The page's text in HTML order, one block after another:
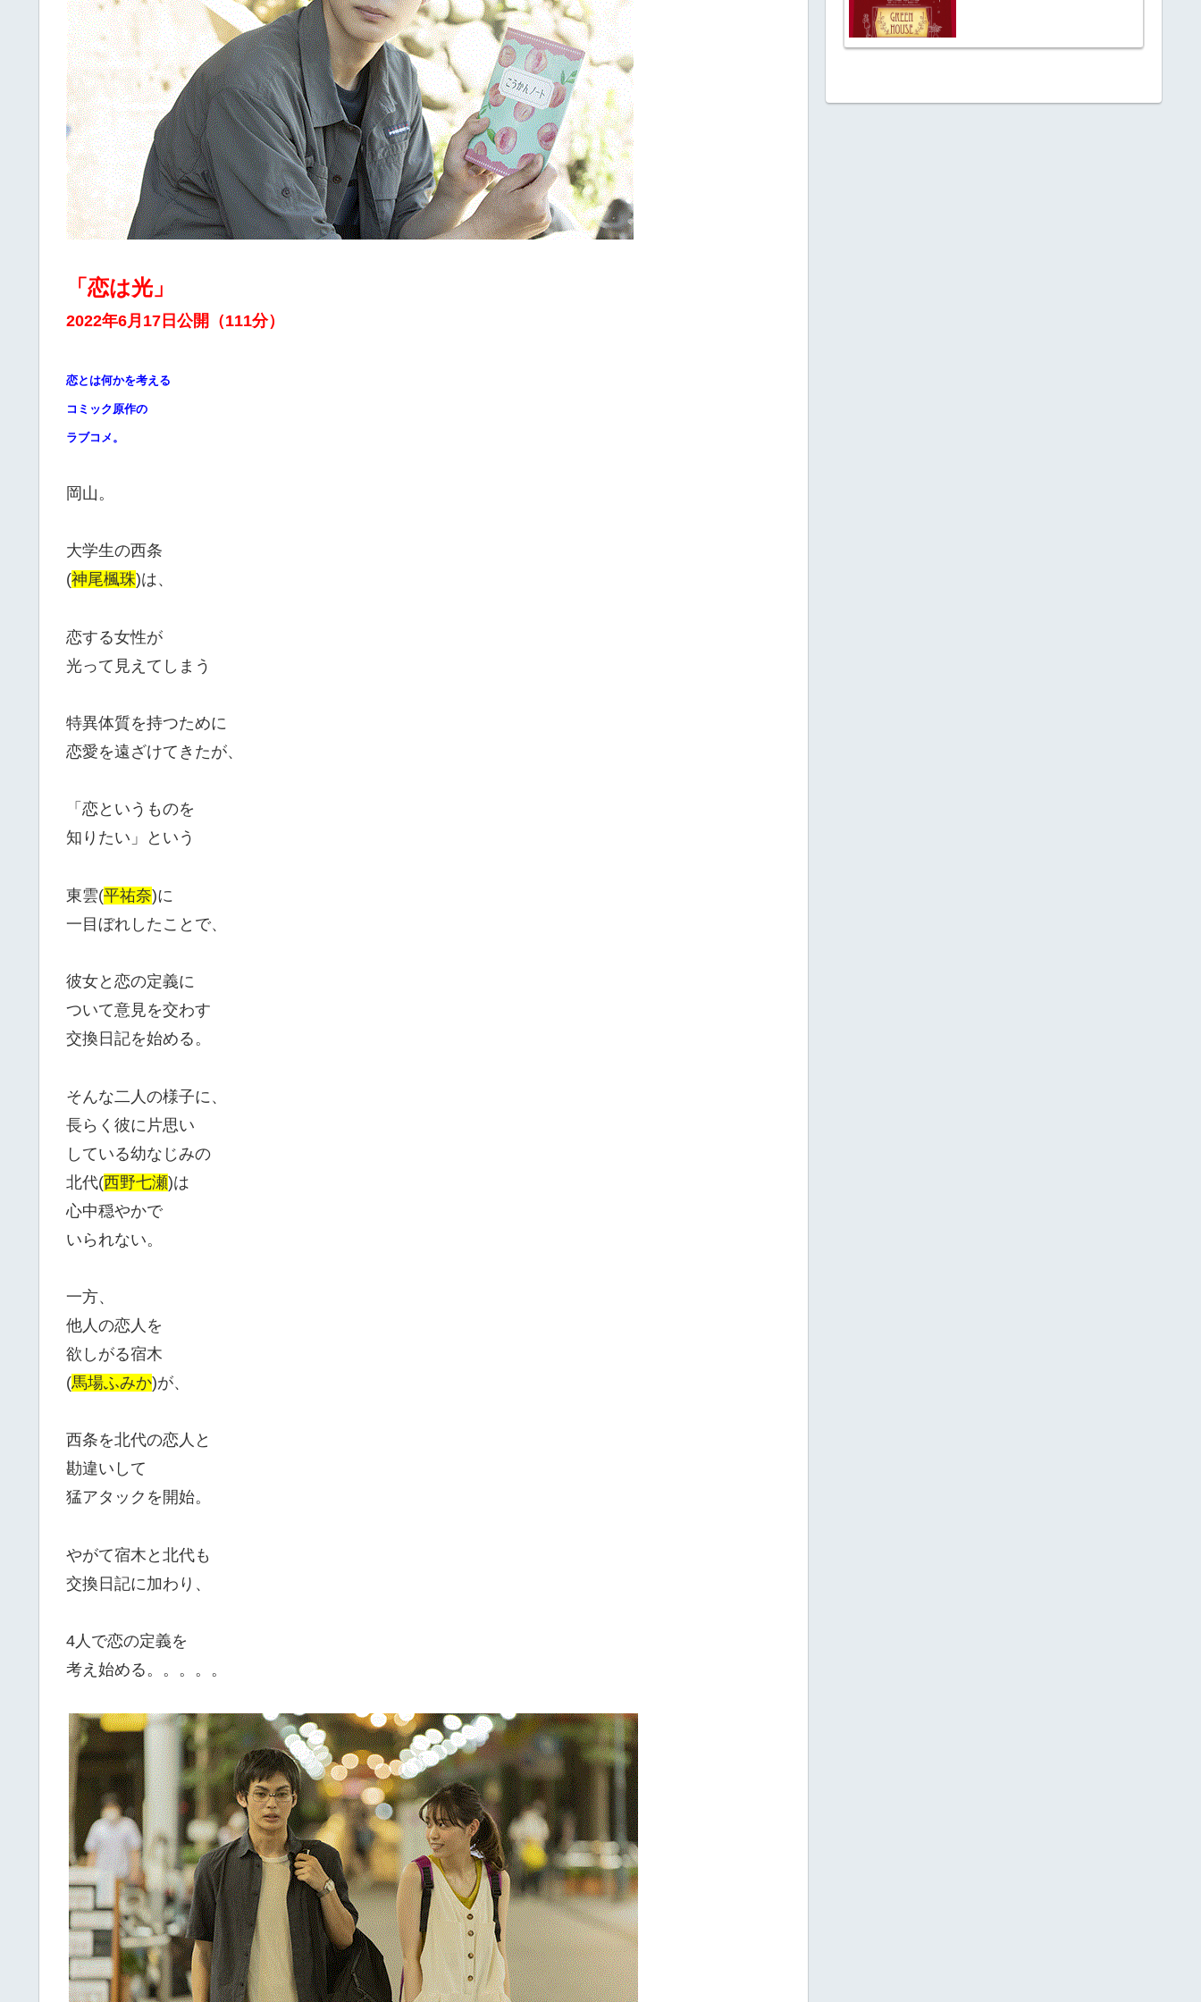
「恋は光」
2022年6月17日公開（111分）
恋とは何かを考える
コミック原作の
ラブコメ。
岡山。
大学生の西条
(神尾楓珠)は、
恋する女性が
光って見えてしまう
特異体質を持つために
恋愛を遠ざけてきたが、
「恋というものを
知りたい」という
東雲(平祐奈)に
一目ぼれしたことで、
彼女と恋の定義に
ついて意見を交わす
交換日記を始める。
そんな二人の様子に、
長らく彼に片思い
している幼なじみの
北代(西野七瀬)は
心中穏やかで
いられない。
一方、
他人の恋人を
欲しがる宿木
(馬場ふみか)が、
西条を北代の恋人と
勘違いして
猛アタックを開始。
やがて宿木と北代も
交換日記に加わり、
4人で恋の定義を
考え始める。。。。。